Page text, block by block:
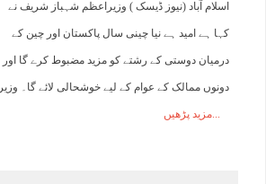
اسلام آباد (نیوز ڈیسک ) وزیراعظم شہباز شریف نے
کہا ہے امید ہے نیا چینی سال پاکستان اور چین کے
درمیان دوستی کے رشتے کو مزید مضبوط کرے گا اور
دونوں ممالک کے عوام کے لیے خوشحالی لائے گا۔ وزیر
مزید پڑھیں